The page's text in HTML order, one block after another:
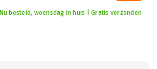
Nu besteld, woensdag in huis | Gratis verzonden